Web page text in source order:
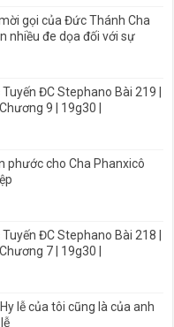
gọi của Đức Thánh Cha
nhiều đe dọa đối với sự
ĐC Stephano Bài 219 |
9 | 19g30 |
phước cho Cha Phanxicô
ĐC Stephano Bài 218 |
7 | 19g30 |
lễ của tôi cũng là của anh